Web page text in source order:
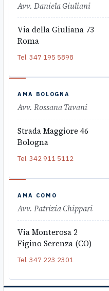
Avv. Daniela Giuliani
Via della Giuliana 73
Roma
Tel. 347 195 5898
AMA BOLOGNA
Avv. Rossana Tavani
Strada Maggiore 46
Bologna
Tel. 342 911 5112
AMA COMO
Avv. Patrizia Chippari
Via Monterosa 2
Figino Serenza (CO)
Tel. 347 223 2301